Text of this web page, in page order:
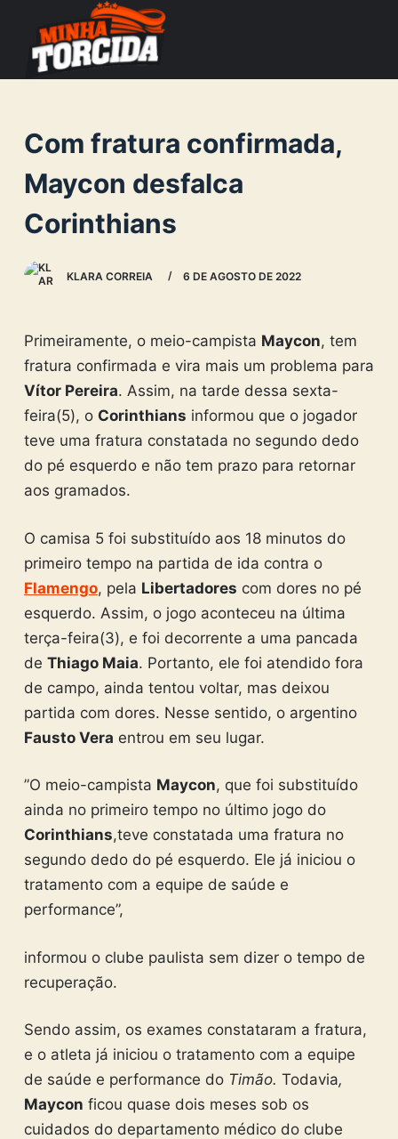
o
c
o
n
e
Com fratura confirmada,
Maycon desfalca
Corinthians
KLARA CORREIA 6 DE AGOSTO DE 2022
Primeiramente, o meio-campista Maycon, tem
fratura confirmada e vira mais um problema para
Vítor Pereira. Assim, na tarde dessa sexta-
feira(5), o Corinthians informou que o jogador
teve uma fratura constatada no segundo dedo
do pé esquerdo e não tem prazo para retornar
aos gramados.
O camisa 5 foi substituído aos 18 minutos do
primeiro tempo na partida de ida contra o
Flamengo, pela Libertadores com dores no pé
esquerdo. Assim, o jogo aconteceu na última
terça-feira(3), e foi decorrente a uma pancada
de Thiago Maia. Portanto, ele foi atendido fora
de campo, ainda tentou voltar, mas deixou
partida com dores. Nesse sentido, o argentino
Fausto Vera entrou em seu lugar.
”O meio-campista Maycon, que foi substituído
ainda no primeiro tempo no último jogo do
Corinthians,teve constatada uma fratura no
segundo dedo do pé esquerdo. Ele já iniciou o
tratamento com a equipe de saúde e
performance”,
informou o clube paulista sem dizer o tempo de
recuperação.
Sendo assim, os exames constataram a fratura,
e o atleta já iniciou o tratamento com a equipe
de saúde e performance do Timão. Todavia,
Maycon ficou quase dois meses sob os
cuidados do departamento médico do clube